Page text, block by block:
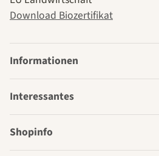
Download Biozertifikat
Informationen
Interessantes
Shopinfo